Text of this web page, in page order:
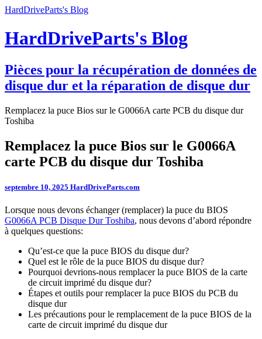
HardDriveParts's Blog
HardDriveParts's Blog
Pièces pour la récupération de données de
disque dur et la réparation de disque dur
Remplacez la puce Bios sur le G0066A carte PCB du disque dur
Toshiba
Remplacez la puce Bios sur le G0066A
carte PCB du disque dur Toshiba
septembre 10, 2025 HardDriveParts.com
Lorsque nous devons échanger (remplacer) la puce du BIOS
G0066A PCB Disque Dur Toshiba, nous devons d’abord répondre
à quelques questions:
Qu’est-ce que la puce BIOS du disque dur?
Quel est le rôle de la puce BIOS du disque dur?
Pourquoi devrions-nous remplacer la puce BIOS de la carte
de circuit imprimé du disque dur?
Étapes et outils pour remplacer la puce BIOS du PCB du
disque dur
Les précautions pour le remplacement de la puce BIOS de la
carte de circuit imprimé du disque dur